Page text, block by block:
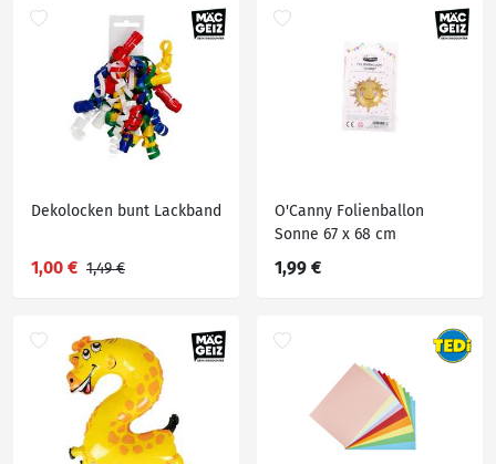
Dekolocken bunt Lackband
1,00 € 1,49 €
O'Canny Folienballon
Sonne 67 x 68 cm
1,99 €